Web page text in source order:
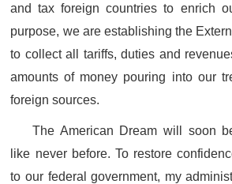
and tax foreign countries to enrich
purpose, we are establishing the
to collect all tariffs, duties and
amounts of money pouring into our
foreign sources.
The American Dream will soon
like never before. To restore
to our federal government, my